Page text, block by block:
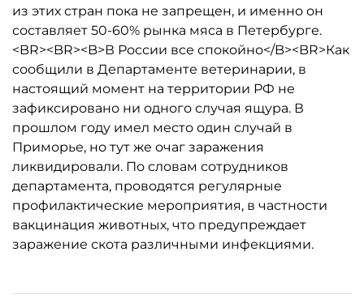
из этих стран пока не запрещен, и именно он
составляет 50-60% рынка мяса в Петербурге.
<BR><BR><B>В России все спокойно</B><BR>Как
сообщили в Департаменте ветеринарии, в
настоящий момент на территории РФ не
зафиксировано ни одного случая ящура. В
прошлом году имел место один случай в
Приморье, но тут же очаг заражения
ликвидировали. По словам сотрудников
департамента, проводятся регулярные
профилактические мероприятия, в частности
вакцинация животных, что предупреждает
заражение скота различными инфекциями.